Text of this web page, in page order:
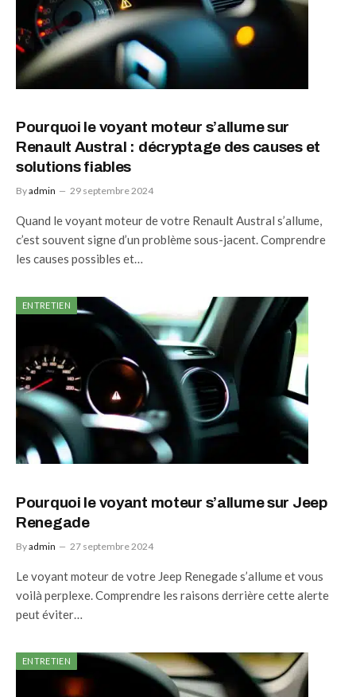
Pourquoi le voyant moteur s’allume sur
Renault Austral : décryptage des causes et
solutions fiables
Byadmin 29 septembre 2024
Quand le voyant moteur de votre Renault Austral s’allume,
c’est souvent signe d’un problème sous-jacent. Comprendre
les causes possibles et…
ENTRETIEN
Pourquoi le voyant moteur s’allume sur Jeep
Renegade
Byadmin 27 septembre 2024
Le voyant moteur de votre Jeep Renegade s’allume et vous
voilà perplexe. Comprendre les raisons derrière cette alerte
peut éviter…
ENTRETIEN